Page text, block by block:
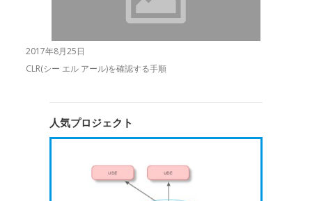
2017年8月25日
CLR(シー エル アール)を確認する手順
人気プロジェクト